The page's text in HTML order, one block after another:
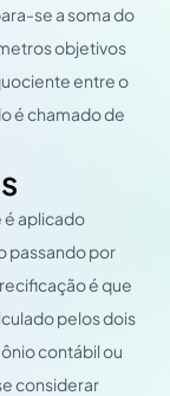
se a soma do
objetivos
entre o
é chamado de
é aplicado
passando por
é que
pelos dois
contábil ou
considerar